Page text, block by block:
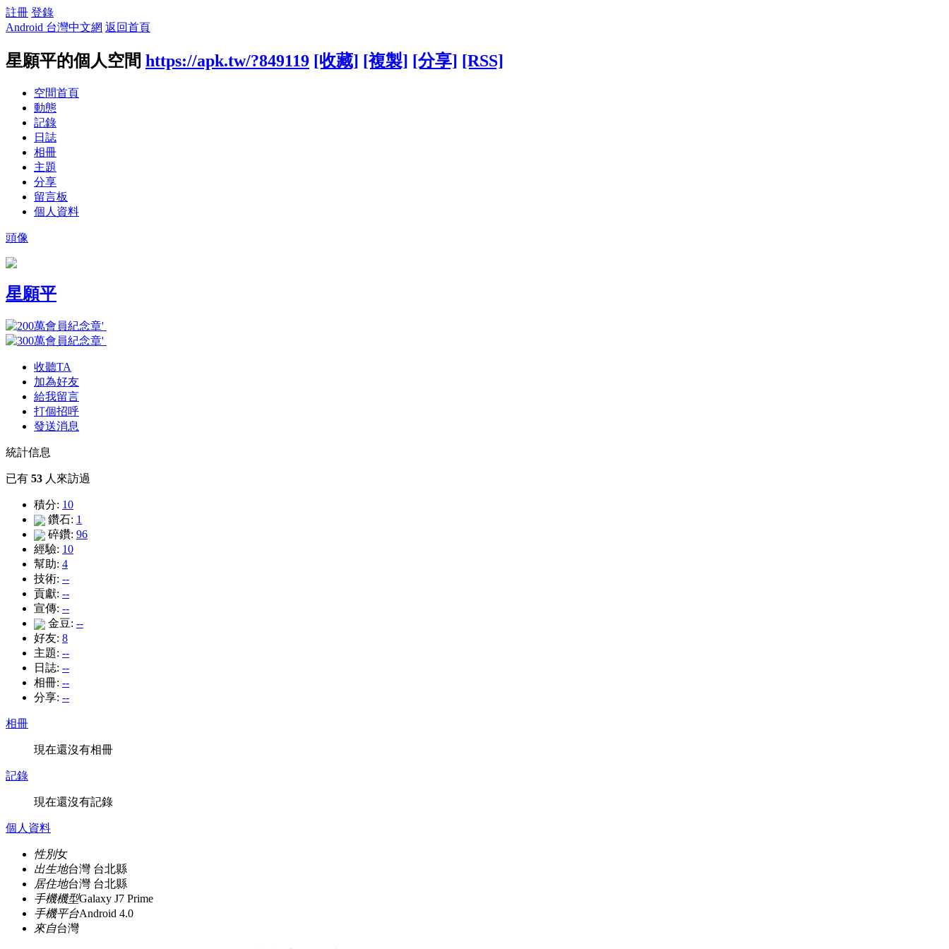
註冊 登錄
Android 台灣中文網 返回首頁
星願平的個人空間 https://apk.tw/?849119 [收藏] [複製] [分享] [RSS]
空間首頁
動態
記錄
日誌
相冊
主題
分享
留言板
個人資料
頭像
星願平
收聽TA
加為好友
給我留言
打個招呼
發送消息
統計信息
已有 53 人來訪過
積分: 10
鑽石: 1
碎鑽: 96
經驗: 10
幫助: 4
技術: --
貢獻: --
宣傳: --
金豆: --
好友: 8
主題: --
日誌: --
相冊: --
分享: --
相冊
現在還沒有相冊
記錄
現在還沒有記錄
個人資料
性別女
出生地台灣 台北縣
居住地台灣 台北縣
手機機型Galaxy J7 Prime
手機平台Android 4.0
來自台灣